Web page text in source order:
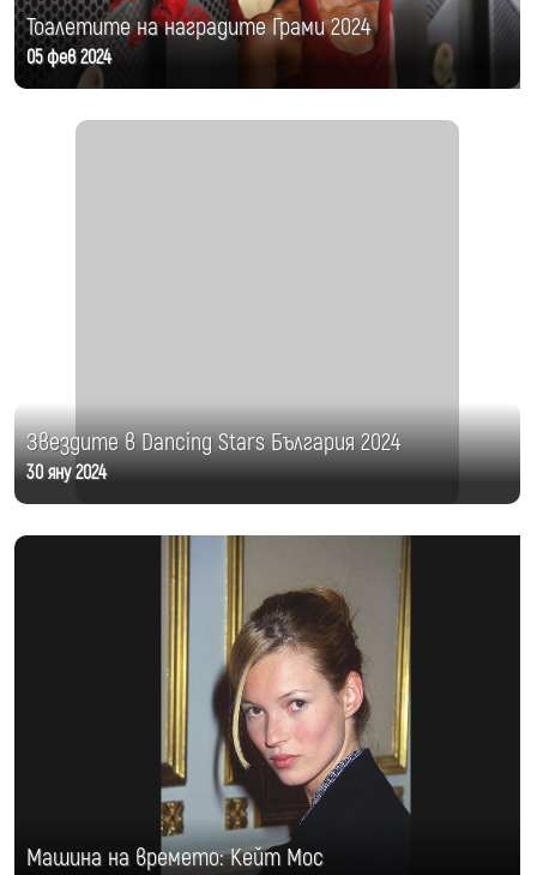
Тоалетите на наградите Грами 2024
05 фев 2024
Звездите в Dancing Stars България 2024
30 яну 2024
Машина на времето: Кейт Мос